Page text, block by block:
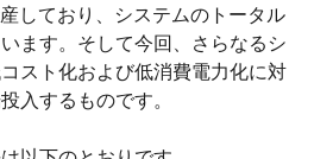
産しており、システムのトータル
ます。そして今回、さらなるシ
スト化および低消費電力化に対
入するものです。